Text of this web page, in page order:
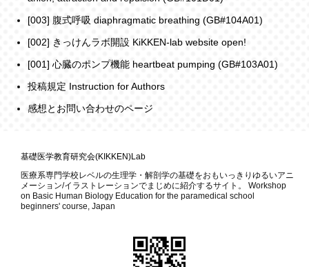
[003] 腹式呼吸 diaphragmatic breathing (GB#104A01)
[002] きっけんラボ開設 KiKKEN-lab website open!
[001] 心臓のポンプ機能 heartbeat pumping (GB#103A01)
投稿規定 Instruction for Authors
感想とお問い合わせのページ
基礎医学教育研究会(KIKKEN)Lab
医療系専門学校レベルの生理学・解剖学の基礎をおもいっきりゆるいアニ
メーション/イラストレーションでまじめに紹介するサイト。 Workshop
on Basic Human Biology Education for the paramedical school
beginners' course, Japan